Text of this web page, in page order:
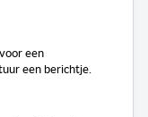
een
een berichtje.